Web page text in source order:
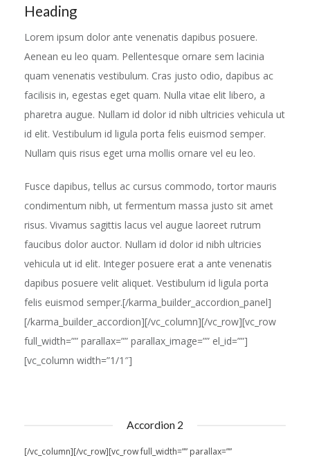
Heading
Lorem ipsum dolor ante venenatis dapibus posuere.
Aenean eu leo quam. Pellentesque ornare sem lacinia
quam venenatis vestibulum. Cras justo odio, dapibus ac
facilisis in, egestas eget quam. Nulla vitae elit libero, a
pharetra augue. Nullam id dolor id nibh ultricies vehicula ut
id elit. Vestibulum id ligula porta felis euismod semper.
Nullam quis risus eget urna mollis ornare vel eu leo.
Fusce dapibus, tellus ac cursus commodo, tortor mauris
condimentum nibh, ut fermentum massa justo sit amet
risus. Vivamus sagittis lacus vel augue laoreet rutrum
faucibus dolor auctor. Nullam id dolor id nibh ultricies
vehicula ut id elit. Integer posuere erat a ante venenatis
dapibus posuere velit aliquet. Vestibulum id ligula porta
felis euismod semper.[/karma_builder_accordion_panel]
[/karma_builder_accordion][/vc_column][/vc_row][vc_row
full_width=”” parallax=”” parallax_image=”” el_id=””]
[vc_column width=”1/1″]
Accordion 2
[/vc_column][/vc_row][vc_row full_width=”” parallax=””